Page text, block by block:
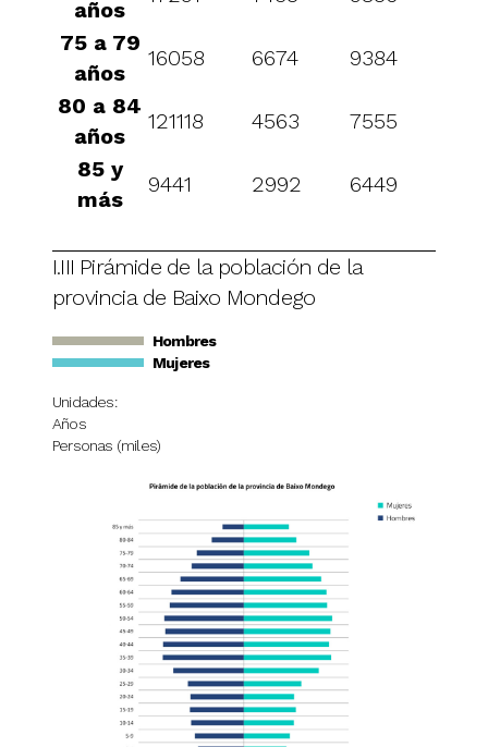
años
75 a 79
años
16058 6674
9384
80 a 84
años
121118 4563
7555
85 y
más
9441 2992 6449
I.III Pirámide de la población de la
provincia de Baixo Mondego
Hombres
Mujeres
Unidades:
Años
Personas (miles)